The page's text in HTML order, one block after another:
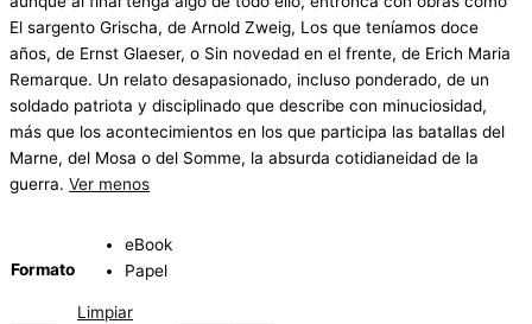
El sargento Grischa, de Arnold Zweig, Los que teníamos doce
años, de Ernst Glaeser, o Sin novedad en el frente, de Erich Maria
Remarque. Un relato desapasionado, incluso ponderado, de un
soldado patriota y disciplinado que describe con minuciosidad,
más que los acontecimientos en los que participa las batallas del
Marne, del Mosa o del Somme, la absurda cotidianeidad de la
guerra. Ver menos
Formato
eBook
Papel
Limpiar